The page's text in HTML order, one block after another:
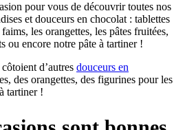
pour vous de découvrir toutes nos
et douceurs en chocolat : tablettes
les orangettes, les pâtes fruitées,
ou encore notre pâte à tartiner !
d’autres douceurs en
des orangettes, des figurines pour les
tartiner !